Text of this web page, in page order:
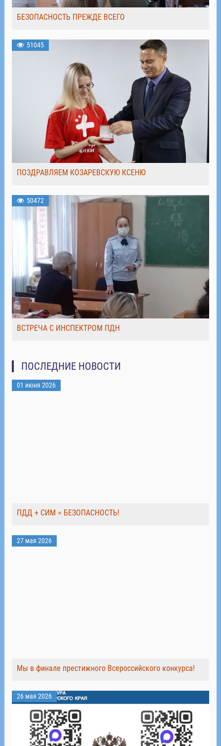
БЕЗОПАСНОСТЬ ПРЕЖДЕ ВСЕГО
51045
ПОЗДРАВЛЯЕМ КОЗАРЕВСКУЮ КСЕНЮ
50472
ВСТРЕЧА С ИНСПЕКТРОМ ПДН
ПОСЛЕДНИЕ НОВОСТИ
01 июня 2026
ПДД + СИМ = БЕЗОПАСНОСТЬ!
27 мая 2026
Мы в финале престижного Всероссийского конкурса!
26 мая 2026